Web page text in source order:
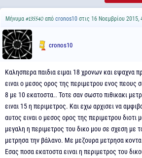
Μήνυμα #135540 από cronos10 στις 16 Νοεμβρίου 2015,
cronos10
Καλησπερα παιδια ειμαι 18 χρονων και εψαχνα
ειναι ο μεσος ορος της περιμετρου ενος πεους
8 με 10 εκατοστα.. Τοτε σαν σωστο πιθικακι
ειναι 15 η περιμετρος. Και εχω αρχισει να
αυτος ειναι ο μεσος ορος της περιμετρου διοτι
μεγαλη η περιμετρος του δικο μου σε σχεση με
μετρησα την βάλανο. Με μεζουρα μετρησα
Εσας ποσα εκατοστα ειναι η περιμετρος του